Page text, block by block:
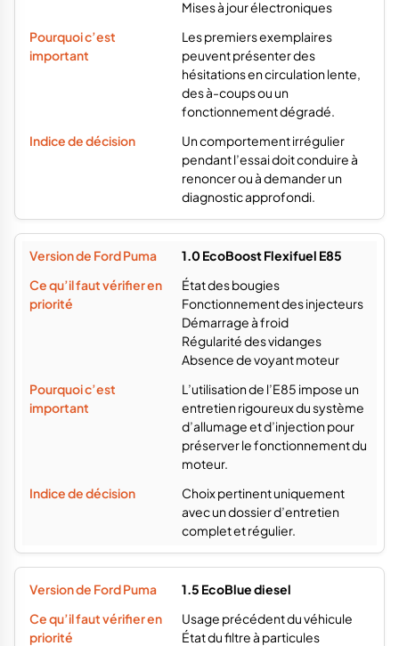
Mises à jour électroniques
Les premiers exemplaires
peuvent présenter des
hésitations en circulation lente,
des à-coups ou un
fonctionnement dégradé.
Un comportement irrégulier
pendant l’essai doit conduire à
renoncer ou à demander un
diagnostic approfondi.
1.0 EcoBoost Flexifuel E85
État des bougies
Fonctionnement des injecteurs
Démarrage à froid
Régularité des vidanges
Absence de voyant moteur
L’utilisation de l’E85 impose un
entretien rigoureux du système
d’allumage et d’injection pour
préserver le fonctionnement du
moteur.
Choix pertinent uniquement
avec un dossier d’entretien
complet et régulier.
1.5 EcoBlue diesel
Usage précédent du véhicule
État du filtre à particules